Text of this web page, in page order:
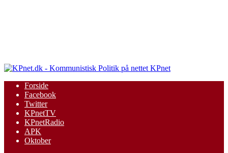
KPnet
Forside
Facebook
Twitter
KPnetTV
KPnetRadio
APK
Oktober